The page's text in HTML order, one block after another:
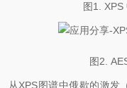
图1. XPS
图2.
从XPS图谱中俄歇的激发